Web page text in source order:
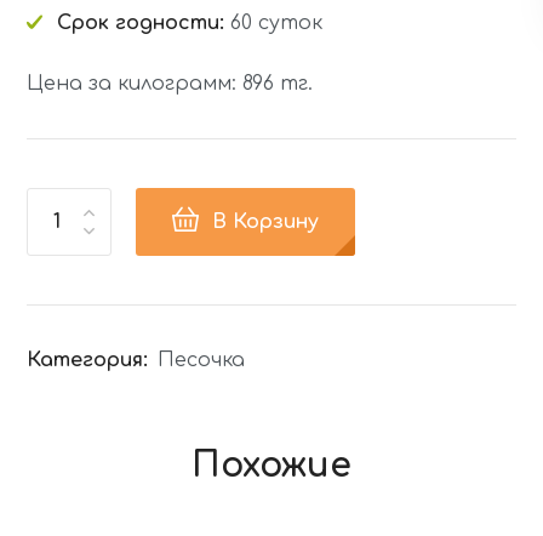
Срок годности: 60 суток
Цена за килограмм: 896 тг.
Категория: Песочка
В Корзину
Похожие